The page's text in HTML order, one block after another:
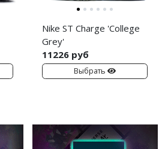
Nike ST Charge 'College
Grey'
11226 руб
Выбрать